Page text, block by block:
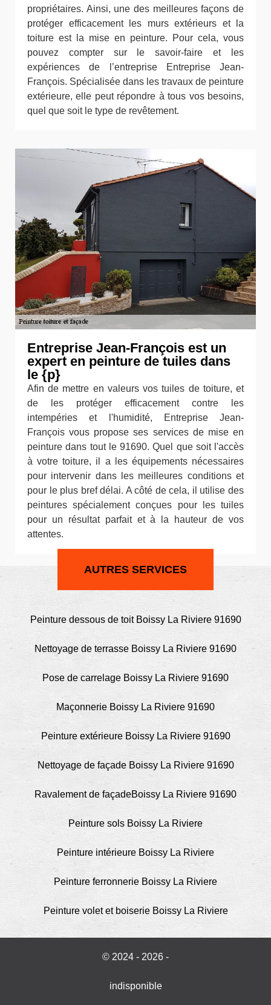
propriétaires. Ainsi, une des meilleures façons de
protéger efficacement les murs extérieurs et la
toiture est la mise en peinture. Pour cela, vous
pouvez compter sur le savoir-faire et les
expériences de l’entreprise Entreprise Jean-
François. Spécialisée dans les travaux de peinture
extérieure, elle peut répondre à tous vos besoins,
quel que soit le type de revêtement.
Entreprise Jean-François est un
expert en peinture de tuiles dans
le {p}
Afin de mettre en valeurs vos tuiles de toiture, et
de les protéger efficacement contre les
intempéries et l'humidité, Entreprise Jean-
François vous propose ses services de mise en
peinture dans tout le 91690. Quel que soit l'accès
à votre toiture, il a les équipements nécessaires
pour intervenir dans les meilleures conditions et
pour le plus bref délai. A côté de cela, il utilise des
peintures spécialement conçues pour les tuiles
pour un résultat parfait et à la hauteur de vos
attentes.
AUTRES SERVICES
Peinture dessous de toit Boissy La Riviere 91690
Nettoyage de terrasse Boissy La Riviere 91690
Pose de carrelage Boissy La Riviere 91690
Maçonnerie Boissy La Riviere 91690
Peinture extérieure Boissy La Riviere 91690
Nettoyage de façade Boissy La Riviere 91690
Ravalement de façadeBoissy La Riviere 91690
Peinture sols Boissy La Riviere
Peinture intérieure Boissy La Riviere
Peinture ferronnerie Boissy La Riviere
Peinture volet et boiserie Boissy La Riviere
© 2024 - 2026 -
indisponible